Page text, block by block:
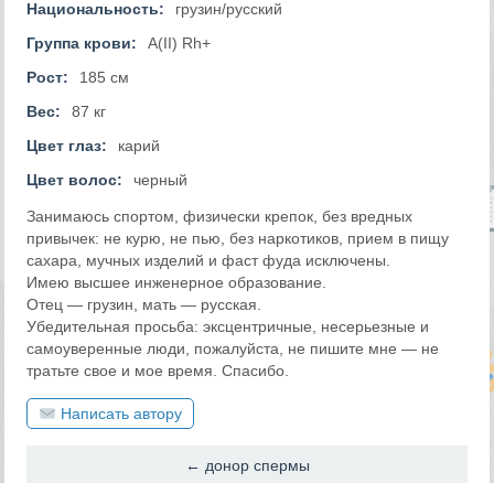
Национальность:
грузин/русский
Группа крови:
A(II) Rh+
Рост:
185 см
Вес:
87 кг
Цвет глаз:
карий
Цвет волос:
черный
Занимаюсь спортом, физически крепок, без вредных
привычек: не курю, не пью, без наркотиков, прием в пищу
сахара, мучных изделий и фаст фуда исключены.
Имею высшее инженерное образование.
Отец — грузин, мать — русская.
Убедительная просьба: эксцентричные, несерьезные и
самоуверенные люди, пожалуйста, не пишите мне — не
тратьте свое и мое время. Спасибо.
Написать автору
← донор спермы